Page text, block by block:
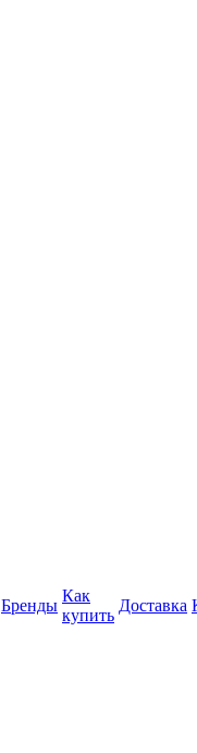
Бренды
Как
купить
Доставка